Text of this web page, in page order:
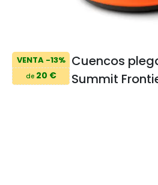
VENTA -13%
de20 €
Cuencos
Summit